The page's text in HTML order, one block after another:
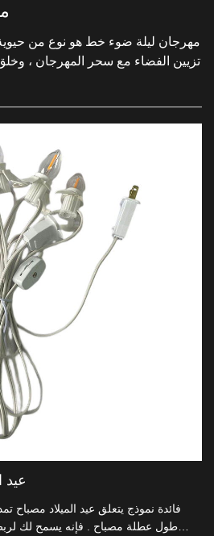
مهرجان ليلة ضوء خط هو نوع من حيوية
تزيين الفضاء مع سحر المهرجان ،
عيد
فائدة نموذج يتعلق عيد الميلاد مصباح
طول عطلة مصباح . فإنه يسمح لك